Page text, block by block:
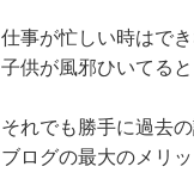
仕事が忙しい時はで
子供が風邪ひいてる
それでも勝手に過去
ブログの最大のメリ